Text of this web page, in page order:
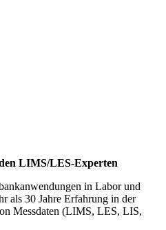
LIMS/LES-Experten
in Labor und
als 30 Jahre Erfahrung in der
Messdaten (LIMS, LES, LIS,